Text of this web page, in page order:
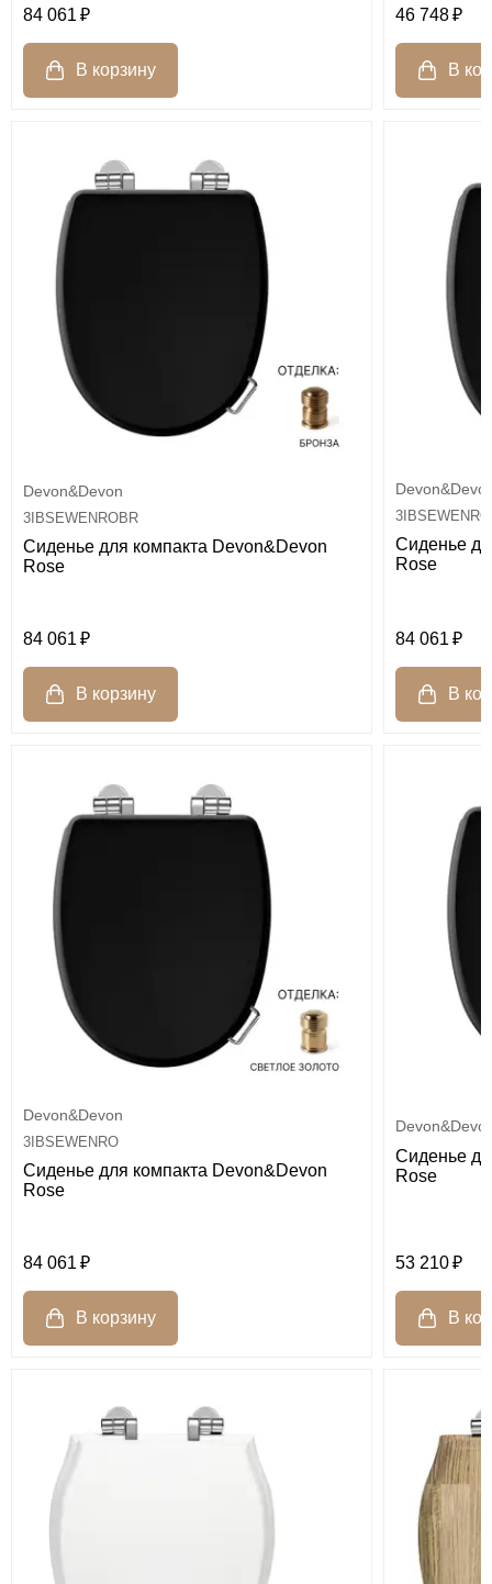
84 061 46 748
Devon&Devon
3IBSEWENROBR
Сиденье для компакта Devon&Devon
Rose
84 061
Сиденье
Rose
84 061
Devon&Devon
3IBSEWENRO
Сиденье для компакта Devon&Devon
Rose
84 061
Сиденье
Rose
53 210